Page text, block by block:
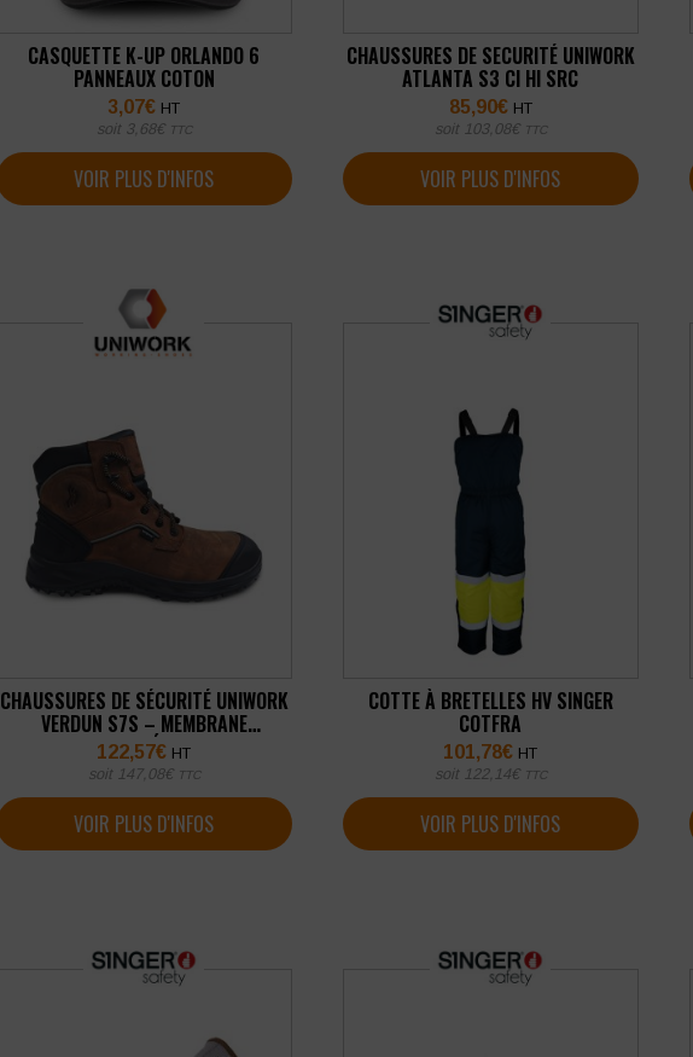
CASQUETTE K-UP ORLANDO 6
PANNEAUX COTON
3,07€ HT
soit 3,68€ TTC
VOIR PLUS D'INFOS
CHAUSSURES DE SECURITÉ UNIWORK
ATLANTA S3 CI HI SRC
85,90€ HT
soit 103,08€ TTC
VOIR PLUS D'INFOS
CHAUSSURES DE SÉCURITÉ UNIWORK
VERDUN S7S – MEMBRANE
IMPERMÉABLE
122,57€ HT
soit 147,08€ TTC
VOIR PLUS D'INFOS
COTTE À BRETELLES HV SINGER
COTFRA
101,78€ HT
soit 122,14€ TTC
VOIR PLUS D'INFOS